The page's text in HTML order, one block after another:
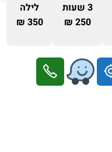
3 שעות
250 ₪
לילה
350 ₪